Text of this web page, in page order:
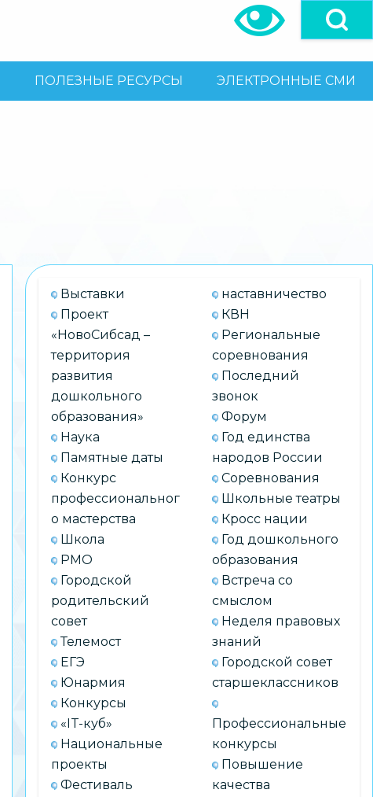
ПОЛЕЗНЫЕ РЕСУРСЫ ЭЛЕКТРОННЫЕ СМИ
Выставки
Проект
«НовоСибсад –
территория
развития
дошкольного
образования»
Наука
Памятные даты
Конкурс
профессиональног
о мастерства
Школа
РМО
Городской
родительский
совет
Телемост
ЕГЭ
Юнармия
Конкурсы
«IT-куб»
Национальные
проекты
Фестиваль
наставничество
КВН
Региональные
соревнования
Последний
звонок
Форум
Год единства
народов России
Соревнования
Школьные театры
Кросс нации
Год дошкольного
образования
Встреча со
смыслом
Неделя правовых
знаний
Городской совет
старшеклассников
Профессиональные
конкурсы
Повышение
качества